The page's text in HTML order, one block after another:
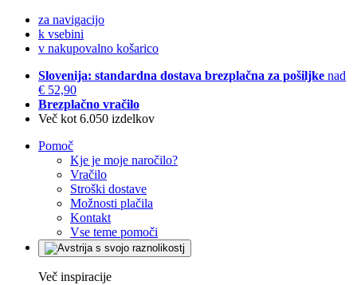
za navigacijo
k vsebini
v nakupovalno košarico
Slovenija: standardna dostava brezplačna za pošiljke nad
€ 52,90
Brezplačno vračilo
Več kot 6.050 izdelkov
Pomoč
Kje je moje naročilo?
Vračilo
Stroški dostave
Možnosti plačila
Kontakt
Vse teme pomoči
Več inspiracije